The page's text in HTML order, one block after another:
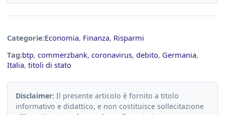
Categorie:Economia, Finanza, Risparmi
Tag:btp, commerzbank, coronavirus, debito, Germania,
Italia, titoli di stato
Disclaimer: Il presente articolo è fornito a titolo
informativo e didattico, e non costituisce sollecitazione